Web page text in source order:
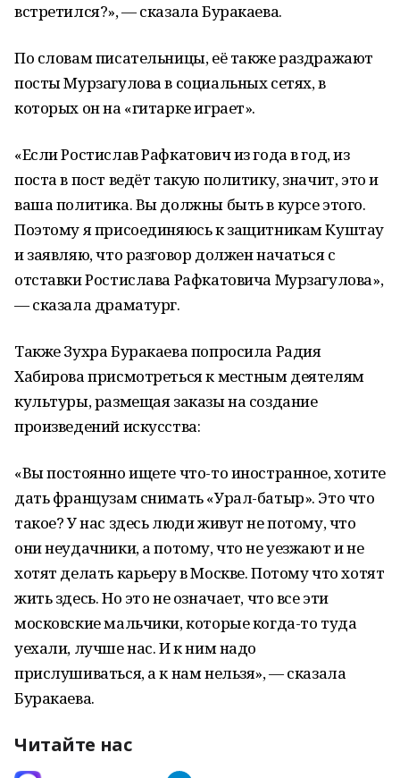
встретился?», — сказала Буракаева.
По словам писательницы, её также раздражают
посты Мурзагулова в социальных сетях, в
которых он на «гитарке играет».
«Если Ростислав Рафкатович из года в год, из
поста в пост ведёт такую политику, значит, это и
ваша политика. Вы должны быть в курсе этого.
Поэтому я присоединяюсь к защитникам Куштау
и заявляю, что разговор должен начаться с
отставки Ростислава Рафкатовича Мурзагулова»,
— сказала драматург.
Также Зухра Буракаева попросила Радия
Хабирова присмотреться к местным деятелям
культуры, размещая заказы на создание
произведений искусства:
«Вы постоянно ищете что-то иностранное, хотите
дать французам снимать «Урал-батыр». Это что
такое? У нас здесь люди живут не потому, что
они неудачники, а потому, что не уезжают и не
хотят делать карьеру в Москве. Потому что хотят
жить здесь. Но это не означает, что все эти
московские мальчики, которые когда-то туда
уехали, лучше нас. И к ним надо
прислушиваться, а к нам нельзя», — сказала
Буракаева.
Читайте нас